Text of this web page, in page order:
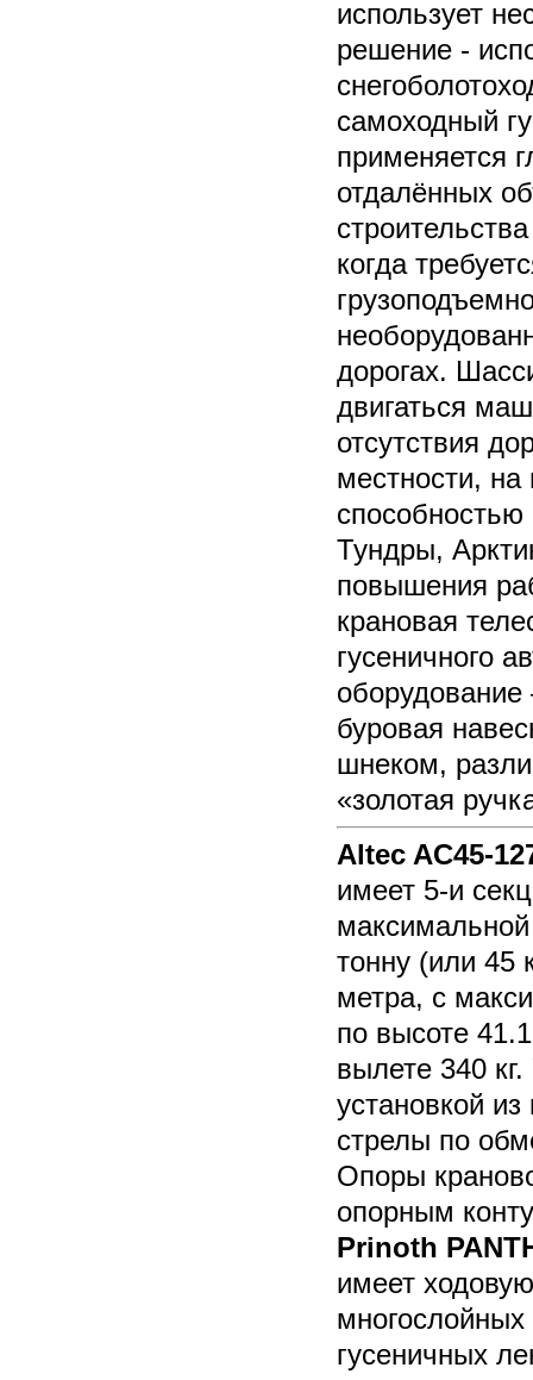
использует
решение -
самоходный
применяется
отдалённых
когда
дорогах.
двигаться
отсутствия
местности,
Тундры,
повышения
крановая
гусеничного
буровая
шнеком,
«золотая
Altec AC45-
имеет 5-и
тонну (или 45
метра, с
по высоте
вылете 340
установкой
стрелы по
Опоры
опорным
Prinoth
имеет
гусеничных